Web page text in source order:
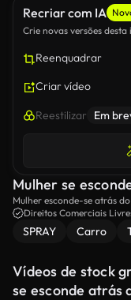
Recriar com IA
Crie novas versões desta
Reenquadrar
Criar vídeo
Reestilizar Em
Mulher se
Mulher esconde-se atrás
Direitos Comerciais
SPRAY Carro
Vídeos de stock
se esconde atrás